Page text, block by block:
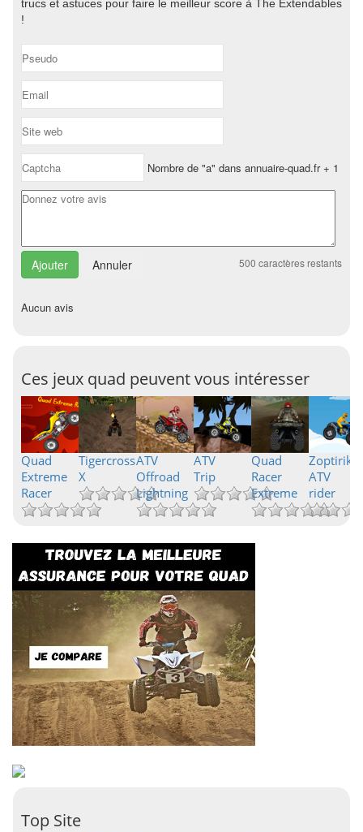
trucs et astuces pour faire le meilleur score à The Extendables
!
Nombre de "a" dans annuaire-quad.fr + 1
Annuler 500 caractères restants
Aucun avis
Ces jeux quad peuvent vous intéresser
Quad
Extreme
Racer
Tigercross
X
ATV
Offroad
Lightning
ATV
Trip
Quad
Racer
Extreme
Zoptirik
ATV
rider
Top Site